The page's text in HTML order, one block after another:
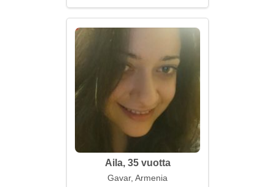
Aila, 35 vuotta
Gavar, Armenia